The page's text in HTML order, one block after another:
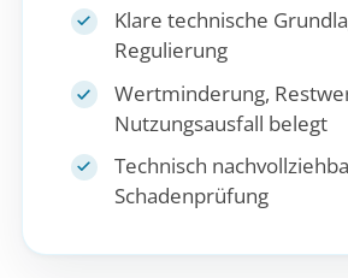
Klare technische
Regulierung
Wertminderung,
Nutzungsausfall belegt
Technisch
Schadenprüfung